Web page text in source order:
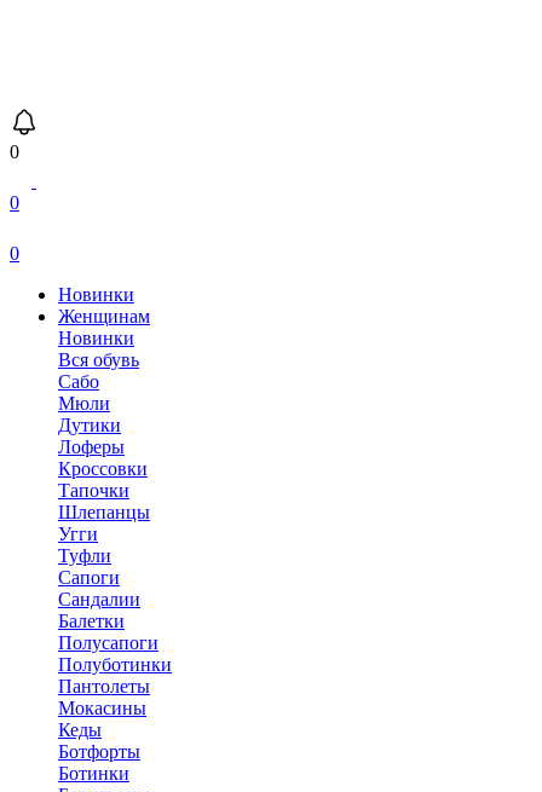
0
0
0
Новинки
Женщинам
Новинки
Вся обувь
Сабо
Мюли
Дутики
Лоферы
Кроссовки
Тапочки
Шлепанцы
Угги
Туфли
Сапоги
Сандалии
Балетки
Полусапоги
Полуботинки
Пантолеты
Мокасины
Кеды
Ботфорты
Ботинки